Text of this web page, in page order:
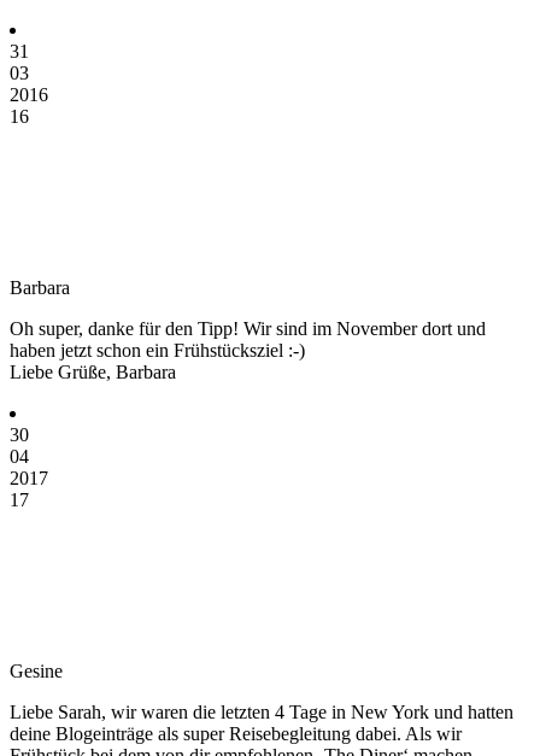
31
03
2016
16
Barbara
Oh super, danke für den Tipp! Wir sind im November dort und
haben jetzt schon ein Frühstücksziel :-)
Liebe Grüße, Barbara
30
04
2017
17
Gesine
Liebe Sarah, wir waren die letzten 4 Tage in New York und hatten
deine Blogeinträge als super Reisebegleitung dabei. Als wir